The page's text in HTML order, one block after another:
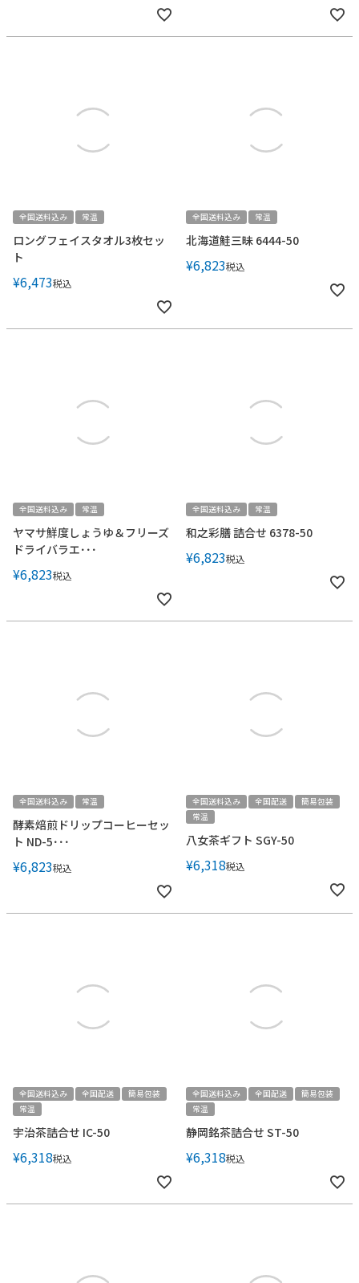
全国送料込み 常温
ロングフェイスタオル3枚セッ
ト
¥6,473税込
全国送料込み 常温
北海道鮭三昧 6444-50
¥6,823税込
全国送料込み 常温
ヤマサ鮮度しょうゆ＆フリーズ
ドライバラエ･･･
¥6,823税込
全国送料込み 常温
和之彩膳 詰合せ 6378-50
¥6,823税込
全国送料込み 常温
酵素焙煎ドリップコーヒーセッ
ト ND-5･･･
¥6,823税込
全国送料込み 全国配送
簡易包装
常温
八女茶ギフト SGY-50
¥6,318税込
全国送料込み 全国配送
簡易包装
常温
宇治茶詰合せ IC-50
¥6,318税込
全国送料込み 全国配送
簡易包装
常温
静岡銘茶詰合せ ST-50
¥6,318税込